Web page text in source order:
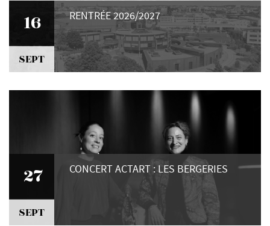
16
SEPT
RENTRÉE 2026/2027
27
SEPT
CONCERT ACTART : LES BERGERIES